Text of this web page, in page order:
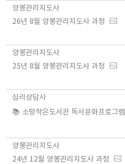
양봉관리지도사
26년 8월 양봉관리지도사 과정
양봉관리지도사
25년 8월 양봉관리지도사 과정
심리상담사
📚 소망작은도서관 독서문화프로그램
양봉관리지도사
24년 12월 양봉관리지도사 과정